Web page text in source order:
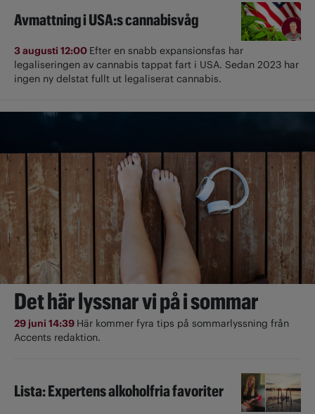
Avmattning i USA:s cannabisvåg
3 augusti 12:00 Efter en snabb expansionsfas har
legaliseringen av cannabis tappat fart i USA. Sedan 2023 har
ingen ny delstat fullt ut ­legaliserat cannabis.
Det här lyssnar vi på i sommar
29 juni 14:39 Här kommer fyra tips på sommarlyssning från
Accents redaktion.
Lista: Expertens alkoholfria favoriter